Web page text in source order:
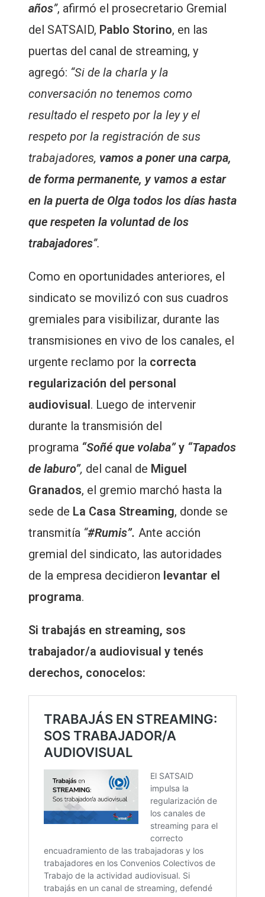
años”, afirmó el prosecretario Gremial
del SATSAID, Pablo Storino, en las
puertas del canal de streaming, y
agregó: “Si de la charla y la
conversación no tenemos como
resultado el respeto por la ley y el
respeto por la registración de sus
trabajadores, vamos a poner una carpa,
de forma permanente, y vamos a estar
en la puerta de Olga todos los días hasta
que respeten la voluntad de los
trabajadores”.
Como en oportunidades anteriores, el
sindicato se movilizó con sus cuadros
gremiales para visibilizar, durante las
transmisiones en vivo de los canales, el
urgente reclamo por la correcta
regularización del personal
audiovisual. Luego de intervenir
durante la transmisión del
programa “Soñé que volaba”y “Tapados
de laburo”, del canal de Miguel
Granados, el gremio marchó hasta la
sede de La Casa Streaming, donde se
transmitía “#Rumis”. Ante acción
gremial del sindicato, las autoridades
de la empresa decidieron levantar el
programa.
Si trabajás en streaming, sos
trabajador/a audiovisual y tenés
derechos, conocelos: